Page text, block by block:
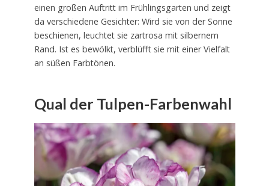
einen großen Auftritt im Frühlingsgarten und zeigt
da verschiedene Gesichter: Wird sie von der Sonne
beschienen, leuchtet sie zartrosa mit silbernem
Rand. Ist es bewölkt, verblüfft sie mit einer Vielfalt
an süßen Farbtönen.
Qual der Tulpen-Farbenwahl